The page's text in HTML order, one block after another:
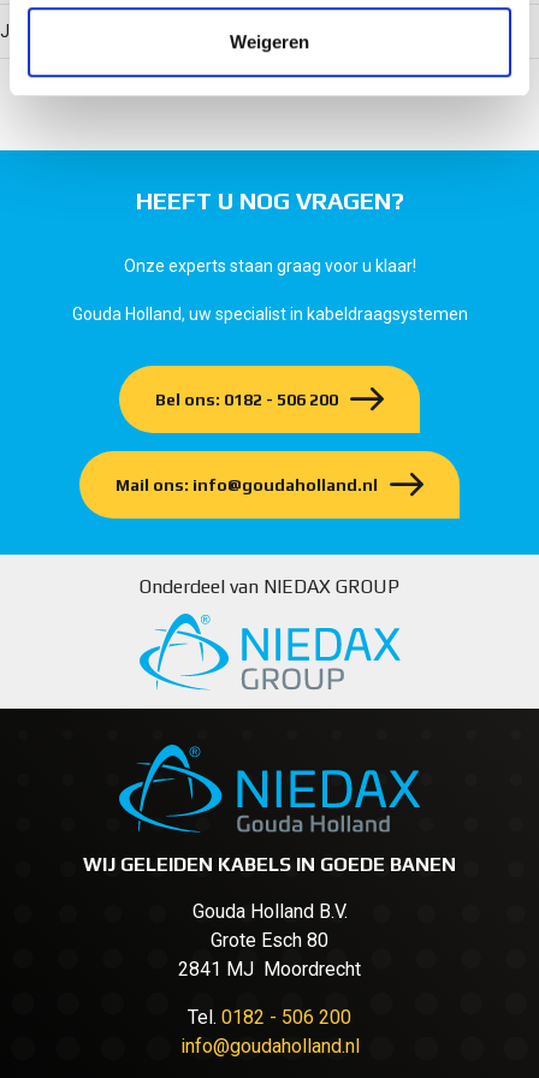
verzameld op basis van uw gebruik van hun services.
Weigeren
Ja
HEEFT U NOG VRAGEN?
Onze experts staan graag voor u klaar!
Gouda Holland, uw specialist in kabeldraagsystemen
Bel ons: 0182 - 506 200
Mail ons: info@goudaholland.nl
Onderdeel van NIEDAX GROUP
WIJ GELEIDEN KABELS IN GOEDE BANEN
Gouda Holland B.V.
Grote Esch 80
2841 MJ Moordrecht
Tel. 0182 - 506 200
info@goudaholland.nl